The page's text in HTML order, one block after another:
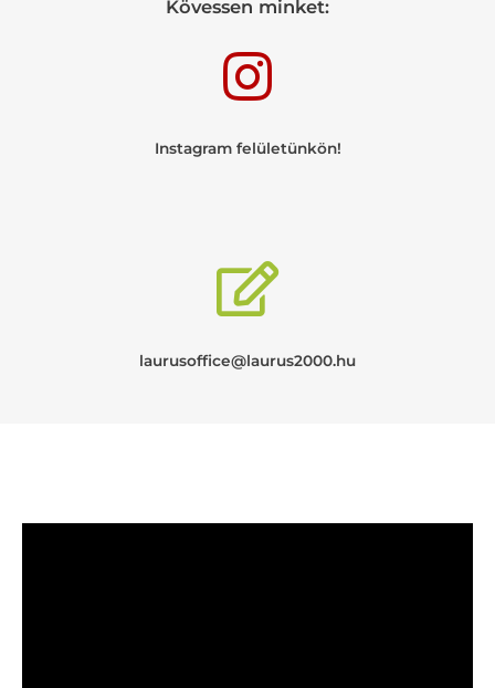
Kövessen minket:
Instagram felületünkön!
laurusoffice@laurus2000.hu